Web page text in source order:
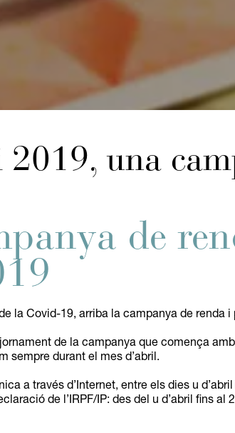
una
de
la Covid-19, arriba la campanya de renda i
de la campanya que comença
sempre durant el mes d’abril.
a través d’Internet, entre els dies u
de l’IRPF/IP: des del u d’abril fins al